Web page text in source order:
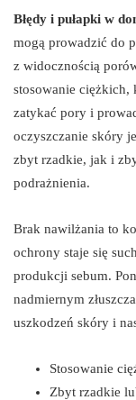
Błędy i pułapki w
mogą prowadzić do
z widocznością
stosowanie ciężkich,
zatykać pory i
oczyszczanie skóry
zbyt rzadkie, jak i
podrażnienia.
Brak nawilżania to
ochrony staje się
produkcji sebum.
nadmiernym
uszkodzeń skóry i
Stosowanie
Zbyt rzadkie